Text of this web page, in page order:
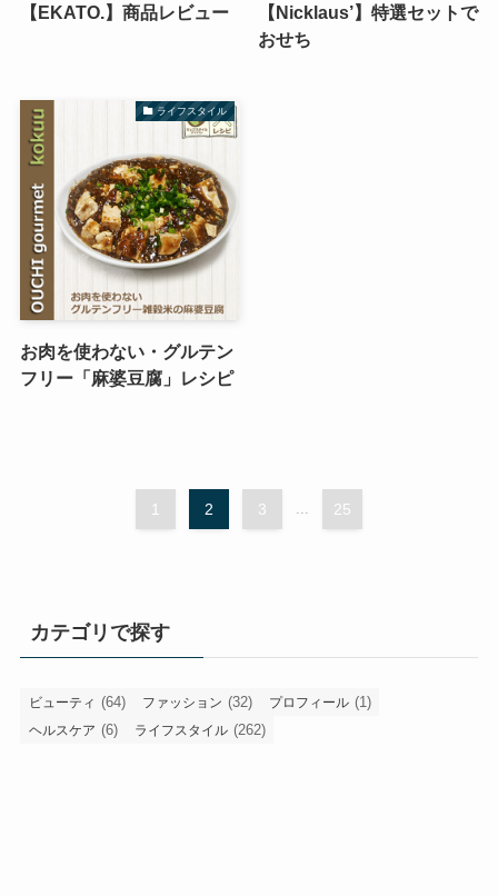
【EKATO.】商品レビュー
【Nicklaus’】特選セットで
おせち
ライフスタイル
お肉を使わない・グルテン
フリー「麻婆豆腐」レシピ
1 2 3 ... 25
カテゴリで探す
ビューティ (64) ファッション (32) プロフィール (1)
ヘルスケア (6) ライフスタイル (262)